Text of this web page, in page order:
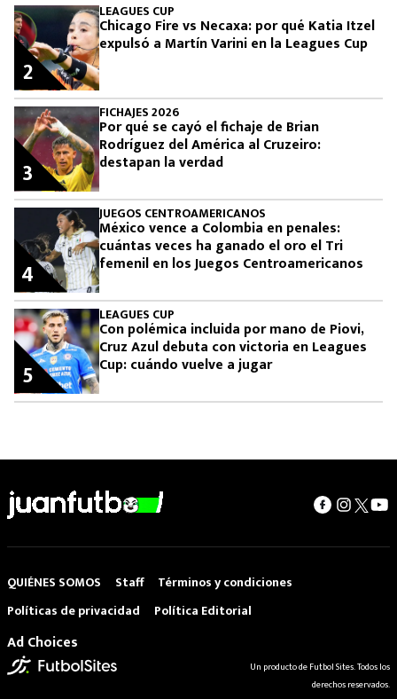
LEAGUES CUP
Chicago Fire vs Necaxa: por qué Katia Itzel
expulsó a Martín Varini en la Leagues Cup
2
FICHAJES 2026
Por qué se cayó el fichaje de Brian
Rodríguez del América al Cruzeiro:
destapan la verdad
3
JUEGOS CENTROAMERICANOS
México vence a Colombia en penales:
cuántas veces ha ganado el oro el Tri
femenil en los Juegos Centroamericanos
4
LEAGUES CUP
Con polémica incluida por mano de Piovi,
Cruz Azul debuta con victoria en Leagues
Cup: cuándo vuelve a jugar
5
QUIÉNES SOMOS Staff
Términos y condiciones
Políticas de privacidad
Política Editorial
Ad Choices
Un producto de Futbol Sites. Todos los
derechos reservados.